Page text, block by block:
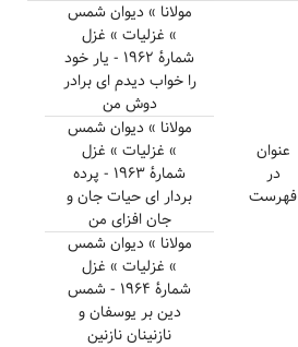
عنوان
در
فهرست
مولانا » دیوان شمس
» غزلیات » غزل
شمارهٔ ۱۹۶۲ - یار خود
را خواب دیدم ای برادر
دوش من
مولانا » دیوان شمس
» غزلیات » غزل
شمارهٔ ۱۹۶۳ - پرده
بردار ای حیات جان و
جان افزای من
مولانا » دیوان شمس
» غزلیات » غزل
شمارهٔ ۱۹۶۴ - شمس
دین بر یوسفان و
نازنینان نازنین